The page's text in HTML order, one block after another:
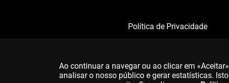
Política de Privacidade
Ao continuar a navegar ou ao clicar em
analisar o nosso público e gerar estatísticas.